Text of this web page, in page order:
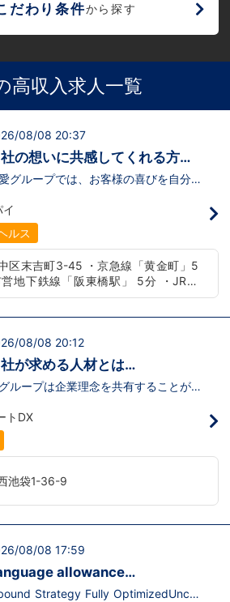
だわり条件から探す
高収入求人一覧
08/08 20:37
の想いに共感してくれる方、
集‼
グループでは、お客様の喜びを自分自
ます！・接客が好き・お客様が笑顔にな
と自分も嬉しい・お客様だけでなく、働
間もキャストさんも笑顔になると嬉し
喜んで(楽しんで)もらう為にはどうし
当グループでは活躍の場を広げていま
他にも…・失敗しても諦めない！・と
くやる気だけは負けない！・環境を変
げたい！など。接客業経験がないから
ンの為にこうしたい！こうなりたい！
い意志を持ってる方にも平等にチャン
ある職場になっています。その為、未
からの応募も大歓迎です。今働いてる
に多いです。「ちょっと求めてる人物
と自分は違うかも…？」と思う方もいる
います。ですが、よく考えてくださ
全てが当てはまる人の方が少ないと思
んです。まずは応募して、面接時にあ
の想いを聞かせてください。その後、
ちの想いを説明させていただきます。
います。ご応募お待ちしておりま
ルス
町3-45 ・京急線「黄金町」5
」15分
08/08 20:12
が求める人材とは…
ループは企業理念を共有することがで
を持っている方を求めています。さら
！『ハピネスグループは、店舗数が増え
！！』つまり…【店長/幹部】の空き
あるってことです。実際に働いてみ
になれない(´;ω;｀)なんて経験はあり
んか？？当グループは年功序列ではな
力主義です。頑張り次第でいくらでも
る方には必要な席をしっかりご用意で
後、最短で8ヶ月で店長になった先輩
ます。その先輩のあとにアナタも続き
んか！？勿論、男性だけではなく女性
躍中。ハピネスグループ初の女性店長
トDX
池袋1-36-9
08/08 17:59
allowance
推出語言津貼
Strategy Fully OptimizedUncon